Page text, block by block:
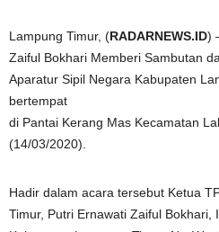
Lampung Timur, (RADARNEWS.ID)
Zaiful Bokhari Memberi Sambutan
Aparatur Sipil Negara Kabupaten
bertempat
di Pantai Kerang Mas Kecamatan
(14/03/2020).
Hadir dalam acara tersebut Ketua
Timur, Putri Ernawati Zaiful Bokhari,